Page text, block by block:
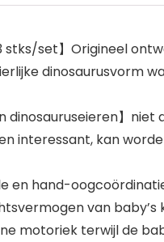
stks/set】Origineel
dinosaurusvorm
dinosauruseieren】
interessant, kan
en hand-
van
motoriek terwijl de